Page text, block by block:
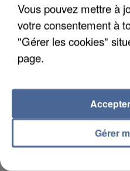
LES DONNÉES DE 300
Vous pouvez mettre à
votre consentement à
"Gérer les cookies"
page.
Gérer